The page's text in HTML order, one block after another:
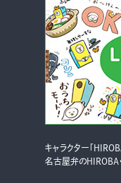
キャラクター「
名古屋弁のHIROBA